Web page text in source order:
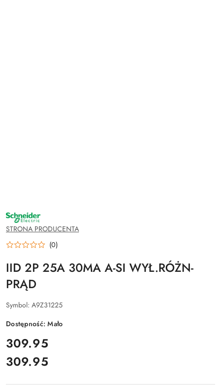
NAZWA
PRODUCENTA:
SCHNEIDER
ELECTRIC
STRONA PRODUCENTA
(0)
IID 2P 25A 30MA A-SI WYŁ.RÓŻN-
PRĄD
Symbol: A9Z31225
Dostępność:Mało
cena:
309.95
Cena:
309.95